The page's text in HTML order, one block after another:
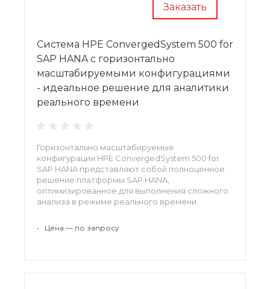
Заказать
Система HPE ConvergedSystem 500 for
SAP HANA с горизонтально
масштабируемыми конфигурациями
- идеальное решение для аналитики
реального времени
Горизонтально масштабируемые
конфигурации HPE ConvergedSystem 500 for
SAP HANA представляют собой полноценное
решение платформы SAP HANA,
оптимизированное для выполнения сложного
анализа в режиме реального времени.
доступность и экономичность.
• Цена — по запросу